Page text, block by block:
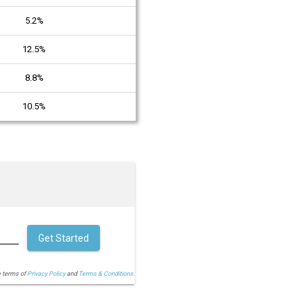
5.2%
12.5%
8.8%
10.5%
terms ofPrivacy Policyand Terms & Conditions.
Get Started